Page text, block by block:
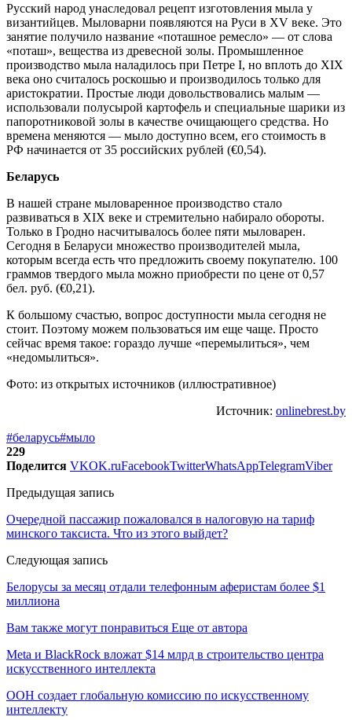
Русский народ унаследовал рецепт изготовления мыла у
византийцев. Мыловарни появляются на Руси в XV веке. Это
занятие получило название «поташное ремесло» — от слова
«поташ», вещества из древесной золы. Промышленное
производство мыла наладилось при Петре I, но вплоть до XIX
века оно считалось роскошью и производилось только для
аристократии. Простые люди довольствовались малым —
использовали полусырой картофель и специальные шарики из
папоротниковой золы в качестве очищающего средства. Но
времена меняются — мыло доступно всем, его стоимость в
РФ начинается от 35 российских рублей (€0,54).
Беларусь
В нашей стране мыловаренное производство стало
развиваться в ХIX веке и стремительно набирало обороты.
Только в Гродно насчитывалось более пяти мыловарен.
Сегодня в Беларуси множество производителей мыла,
которым всегда есть что предложить своему покупателю. 100
граммов твердого мыла можно приобрести по цене от 0,57
бел. руб. (€0,21).
К большому счастью, вопрос доступности мыла сегодня не
стоит. Поэтому можем пользоваться им еще чаще. Просто
сейчас время такое: гораздо лучше «перемылиться», чем
«недомылиться».
Фото: из открытых источников (иллюстративное)
Источник: onlinebrest.by
#беларусь#мыло
229
Поделится VKOK.ruFacebookTwitterWhatsAppTelegramViber
Предыдущая запись
Очередной пассажир пожаловался в налоговую на тариф
минского таксиста. Что из этого выйдет?
Следующая запись
Белорусы за месяц отдали телефонным аферистам более $1
миллиона
Вам также могут понравиться Еще от автора
Meta и BlackRock вложат $14 млрд в строительство центра
искусственного интеллекта
ООН создает глобальную комиссию по искусственному
интеллекту